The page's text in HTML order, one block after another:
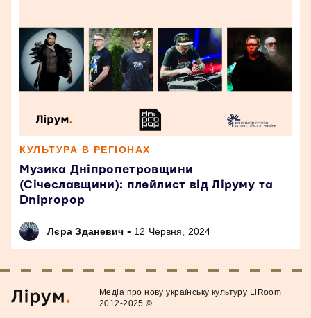
КУЛЬТУРА В РЕГІОНАХ
Музика Дніпропетровщини
(Січеславщини): плейлист від Ліруму та
Dnipropop
Лєра Зданевич • 12 Червня, 2024
Медiа про нову українську культуру LiRoom
2012-2025 ©